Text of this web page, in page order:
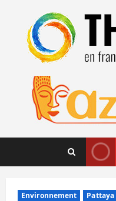
contenu
Environnement Pattaya